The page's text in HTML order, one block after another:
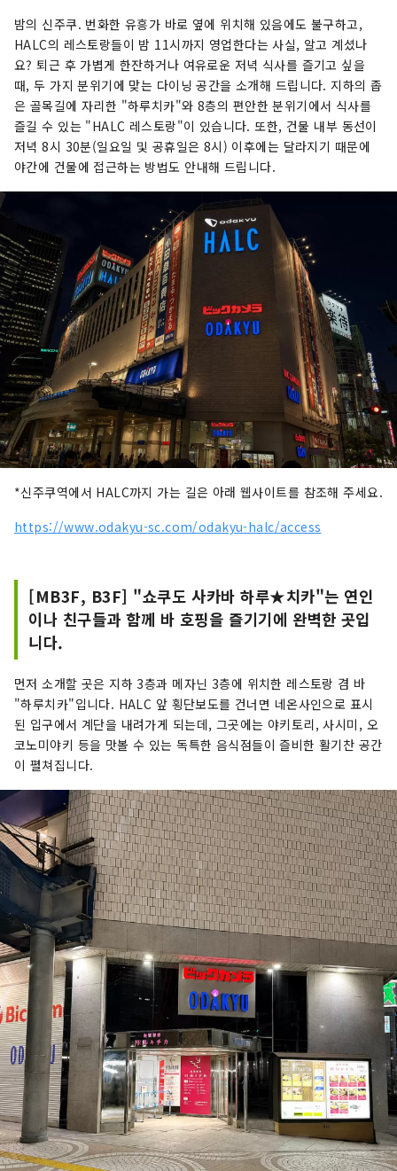
3층, 지상 8층 규모의 복합 상업 시설입니다. 오다
큐 백화점, 빅카메라, 레스토랑, 서비스 시설 등이
입점하여 사람들이 자신만의 방식으로 일상을 즐길
수 있도록 지원합니다. 오다큐 에이스는 신주쿠 서
쪽 출구 지하에 위치한 복합 상업 시설로, 북관과 남
관 두 동으로 나뉘어 있습니다. 다양한 레스토랑과
소매점이 입점해 있어 비가 오는 날에도 쇼핑과 길
거리 음식을 즐길 수 있습니다.
밤의 신주쿠. 번화한 유흥가 바로 옆에 위치해 있음에도 불구하고,
HALC의 레스토랑들이 밤 11시까지 영업한다는 사실, 알고 계셨나
요? 퇴근 후 가볍게 한잔하거나 여유로운 저녁 식사를 즐기고 싶을
때, 두 가지 분위기에 맞는 다이닝 공간을 소개해 드립니다. 지하의 좁
은 골목길에 자리한 "하루치카"와 8층의 편안한 분위기에서 식사를
즐길 수 있는 "HALC 레스토랑"이 있습니다. 또한, 건물 내부 동선이
저녁 8시 30분(일요일 및 공휴일은 8시) 이후에는 달라지기 때문에
야간에 건물에 접근하는 방법도 안내해 드립니다.
*신주쿠역에서 HALC까지 가는 길은 아래 웹사이트를 참조해 주세요.
https://www.odakyu-sc.com/odakyu-halc/access
[MB3F, B3F] "쇼쿠도 사카바 하루★치카"는 연인
이나 친구들과 함께 바 호핑을 즐기기에 완벽한 곳입
니다.
먼저 소개할 곳은 지하 3층과 메자닌 3층에 위치한 레스토랑 겸 바
"하루치카"입니다. HALC 앞 횡단보도를 건너면 네온사인으로 표시
된 입구에서 계단을 내려가게 되는데, 그곳에는 야키토리, 사시미, 오
코노미야키 등을 맛볼 수 있는 독특한 음식점들이 즐비한 활기찬 공간
이 펼쳐집니다.